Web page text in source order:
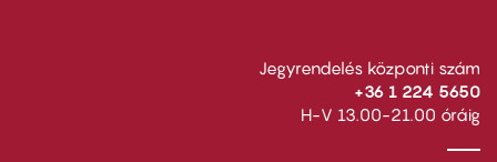
Jegyrendelés központi szám
+36 1 224 5650
H-V 13.00-21.00 óráig